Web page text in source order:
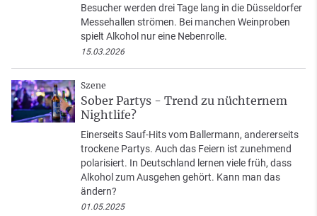
Besucher werden drei Tage lang in die Düsseldorfer
Messehallen strömen. Bei manchen Weinproben
spielt Alkohol nur eine Nebenrolle.
15.03.2026
Szene
Sober Partys - Trend zu nüchternem
Nightlife?
Einerseits Sauf-Hits vom Ballermann, andererseits
trockene Partys. Auch das Feiern ist zunehmend
polarisiert. In Deutschland lernen viele früh, dass
Alkohol zum Ausgehen gehört. Kann man das
ändern?
01.05.2025